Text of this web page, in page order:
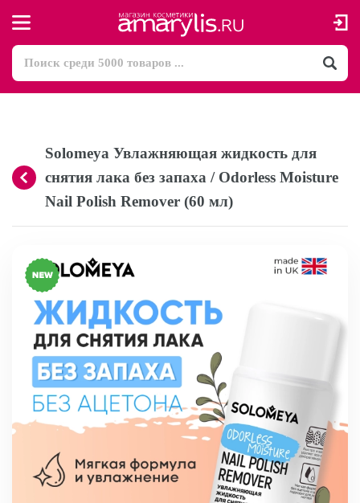
Solomeya Увлажняющая жидкость для
снятия лака без запаха / Odorless Moisture
Nail Polish Remover (60 мл)